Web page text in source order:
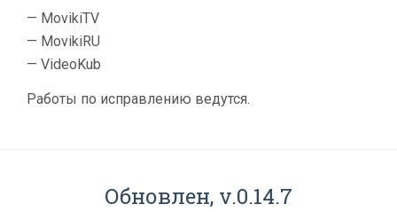
— MovikiTV
— MovikiRU
— VideoKub
Работы по исправлению ведутся.
Обновлен, v.0.14.7